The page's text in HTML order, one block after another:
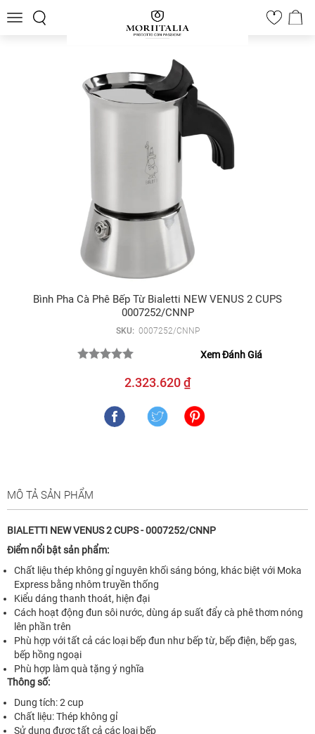
Toggle
0
Bình Pha Cà Phê Bếp Từ Bialetti NEW VENUS 2 CUPS
0007252/CNNP
SKU: 0007252/CNNP
Xem Đánh Giá
2.323.620 ₫
MÔ TẢ SẢN PHẨM
BIALETTI NEW VENUS 2 CUPS - 0007252/CNNP
Điểm nổi bật sản phẩm:
Chất liệu thép không gỉ nguyên khối sáng bóng, khác biệt với Moka
Express bằng nhôm truyền thống
Kiểu dáng thanh thoát, hiện đại
Cách hoạt động đun sôi nước, dùng áp suất đẩy cà phê thơm nóng
lên phần trên
Phù hợp với tất cả các loại bếp đun như bếp từ, bếp điện, bếp gas,
bếp hồng ngoại
Phù hợp làm quà tặng ý nghĩa
Thông số:
Dung tích: 2 cup
Chất liệu: Thép không gỉ
Sử dụng được tất cả các loại bếp